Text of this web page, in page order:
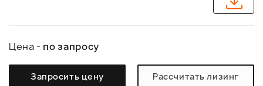
Цена - по запросу
Запросить цену Рассчитать лизинг